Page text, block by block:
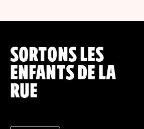
SORTONS LES
ENFANTS DE LA
RUE